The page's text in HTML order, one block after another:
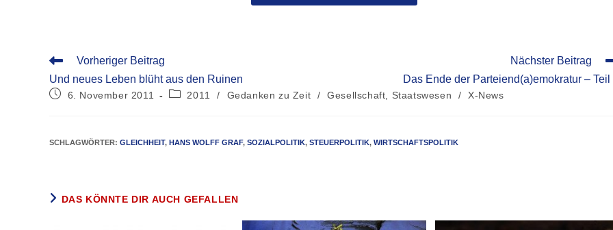
Vorheriger Beitrag
Und neues Leben blüht aus den Ruinen
Nächster Beitrag
Das Ende der Parteiend(a)emokratur – Teil
6. November 2011 2011 / Gedanken zu Zeit / Gesellschaft, Staatswesen / X-News
SCHLAGWÖRTER: GLEICHHEIT, HANS WOLFF GRAF, SOZIALPOLITIK, STEUERPOLITIK, WIRTSCHAFTSPOLITIK
DAS KÖNNTE DIR AUCH GEFALLEN